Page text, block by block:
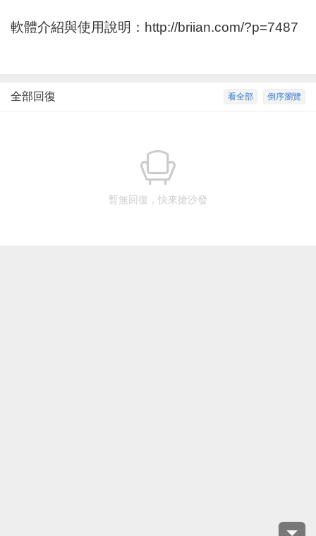
軟體介紹與使用說明： http://briian.com/?p=7487
倒序瀏覽
看全部
全部回復
暫無回復，快來搶沙發